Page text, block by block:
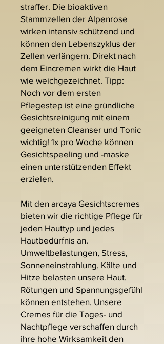
straffer. Die bioaktiven
Stammzellen der Alpenrose
wirken intensiv schützend und
können den Lebenszyklus der
Zellen verlängern. Direkt nach
dem Eincremen wirkt die Haut
wie weichgezeichnet. Tipp:
Noch vor dem ersten
Pflegestep ist eine gründliche
Gesichtsreinigung mit einem
geeigneten Cleanser und Tonic
wichtig! 1x pro Woche können
Gesichtspeeling und -maske
einen unterstützenden Effekt
erzielen.
Mit den arcaya Gesichtscremes
bieten wir die richtige Pflege für
jeden Hauttyp und jedes
Hautbedürfnis an.
Umweltbelastungen, Stress,
Sonneneinstrahlung, Kälte und
Hitze belasten unsere Haut.
Rötungen und Spannungsgefühl
können entstehen. Unsere
Cremes für die Tages- und
Nachtpflege verschaffen durch
ihre hohe Wirksamkeit den